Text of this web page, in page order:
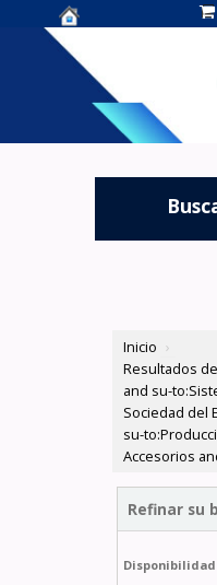
Centro de
OLADE -
Inicio ›
Resultados
and su-
Sociedad del
su-
Accesorios
Refinar su
Disponibilidad